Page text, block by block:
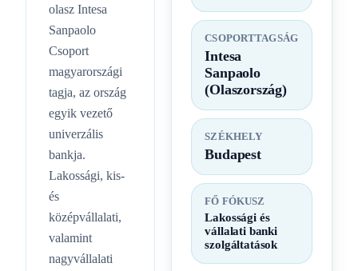
olasz Intesa
Sanpaolo
Csoport
magyarországi
tagja, az ország
egyik vezető
univerzális
bankja.
Lakossági, kis-
és
középvállalati,
valamint
nagyvállalati
CSOPORTTAGSÁG
Intesa
Sanpaolo
(Olaszország)
SZÉKHELY
Budapest
FŐ FÓKUSZ
Lakossági és
vállalati banki
szolgáltatások